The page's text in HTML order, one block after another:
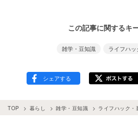
この記事に関するキ
雑学・豆知識 ライフハ
TOP 暮らし 雑学・豆知識 ライフハック・